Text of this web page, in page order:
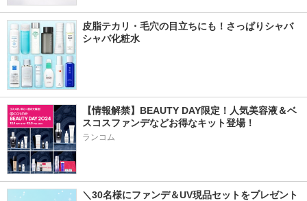
皮脂テカリ・毛穴の目立ちにも！さっぱりシャバ
シャバ化粧水
【情報解禁】BEAUTY DAY限定！人気美容液＆ベ
スコスファンデなどお得なキット登場！
ランコム
＼30名様にファンデ＆UV現品セットをプレゼント